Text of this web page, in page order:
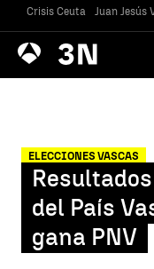
Crisis Ceuta Juan Jesús
Antena
3 Noticias
ELECCIONES VASCAS
del País
gana PNV